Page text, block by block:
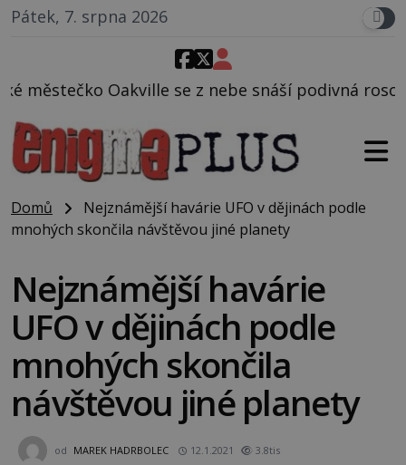
Pátek, 7. srpna 2026
z nebe snáší podivná rosolovitá látka
Domů
Nejznámější havárie UFO v dějinách podle
mnohých skončila návštěvou jiné planety
Nejznámější havárie
UFO v dějinách podle
mnohých skončila
návštěvou jiné planety
od MAREK HADRBOLEC 12.1.2021 3.8tis